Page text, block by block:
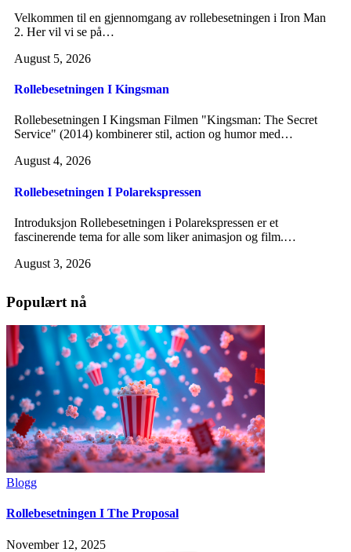
Velkommen til en gjennomgang av rollebesetningen i Iron Man
2. Her vil vi se på…
August 5, 2026
Rollebesetningen I Kingsman
Rollebesetningen I Kingsman Filmen "Kingsman: The Secret
Service" (2014) kombinerer stil, action og humor med…
August 4, 2026
Rollebesetningen I Polarekspressen
Introduksjon Rollebesetningen i Polarekspressen er et
fascinerende tema for alle som liker animasjon og film.…
August 3, 2026
Populært nå
Blogg
Rollebesetningen I The Proposal
November 12, 2025